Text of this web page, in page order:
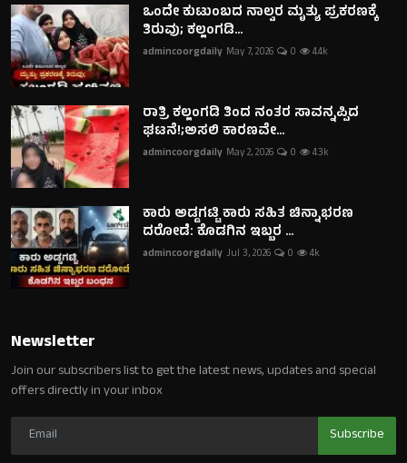
ಒಂದೇ ಕುಟುಂಬದ ನಾಲ್ವರ ಮೃತ್ಯು ಪ್ರಕರಣಕ್ಕೆ
ತಿರುವು; ಕಲ್ಲಂಗಡಿ...
admincoorgdaily May 7, 2026 0 4.4k
ರಾತ್ರಿ ಕಲ್ಲಂಗಡಿ ತಿಂದ ನಂತರ ಸಾವನ್ನಪ್ಪಿದ
ಘಟನೆ!;ಅಸಲಿ ಕಾರಣವೇ...
admincoorgdaily May 2, 2026 0 4.3k
ಕಾರು ಅಡ್ಡಗಟ್ಟಿ ಕಾರು ಸಹಿತ ಚಿನ್ನಾಭರಣ
ದರೋಡೆ: ಕೊಡಗಿನ ಇಬ್ಬರ ...
admincoorgdaily Jul 3, 2026 0 4k
Newsletter
Join our subscribers list to get the latest news, updates and special
offers directly in your inbox
Subscribe